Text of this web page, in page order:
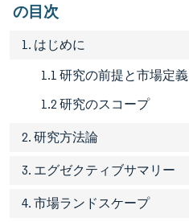
の目次
1. はじめに
1.1 研究の前提と市場定義
1.2 研究のスコープ
2. 研究方法論
3. エグゼクティブサマリー
4. 市場ランドスケープ